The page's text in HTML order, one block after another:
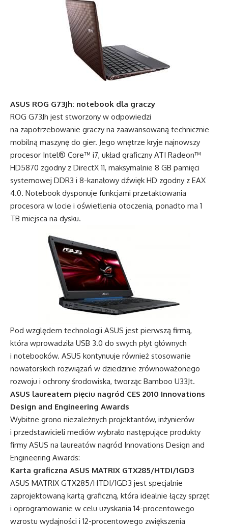
ASUS ROG G73Jh: notebook dla graczy
ROG G73Jh jest stworzony w odpowiedzi
na zapotrzebowanie graczy na zaawansowaną technicznie
mobilną maszynę do gier. Jego wnętrze kryje najnowszy
procesor Intel® Core™ i7, układ graficzny ATI Radeon™
HD5870 zgodny z DirectX 11, maksymalnie 8 GB pamięci
systemowej DDR3 i 8-kanałowy dźwięk HD zgodny z EAX
4.0. Notebook dysponuje funkcjami przetaktowania
procesora w locie i oświetlenia otoczenia, ponadto ma 1
TB miejsca na dysku.
Pod względem technologii ASUS jest pierwszą firmą,
która wprowadziła USB 3.0 do swych płyt głównych
i notebooków. ASUS kontynuuje również stosowanie
nowatorskich rozwiązań w dziedzinie zrównoważonego
rozwoju i ochrony środowiska, tworząc Bamboo U33Jt.
ASUS laureatem pięciu nagród CES 2010 Innovations
Design and Engineering Awards
Wybitne grono niezależnych projektantów, inżynierów
i przedstawicieli mediów wybrało następujące produkty
firmy ASUS na laureatów nagród Innovations Design and
Engineering Awards:
Karta graficzna ASUS MATRIX GTX285/HTDI/1GD3
ASUS MATRIX GTX285/HTDI/1GD3 jest specjalnie
zaprojektowaną kartą graficzną, która idealnie łączy sprzęt
i oprogramowanie w celu uzyskania 14-procentowego
wzrostu wydajności i 12-procentowego zwiększenia